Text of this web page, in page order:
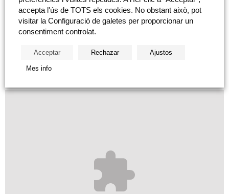
alcanzar el éxito. En la actualidad trabaja como mentor deportivo,
de empresas y ejecutivos. Es fundador del club ‘The League of
Gregarious’, en el que fusiona la bici y las relaciones entre
para vivir nuevas experiencias y adquirir aprendizajes
importantes para sus vidas profesionales y personales.
accepta l'ús de TOTS els cookies. No obstant això, pot
visitar la Configuració de galetes per proporcionar un
consentiment controlat.
Acceptar Rechazar Ajustos
Mes info